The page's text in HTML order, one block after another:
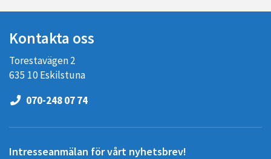
Kontakta oss
Torestavägen 2
635 10 Eskilstuna
070-248 07 74
Intresseanmälan för vårt nyhetsbrev!